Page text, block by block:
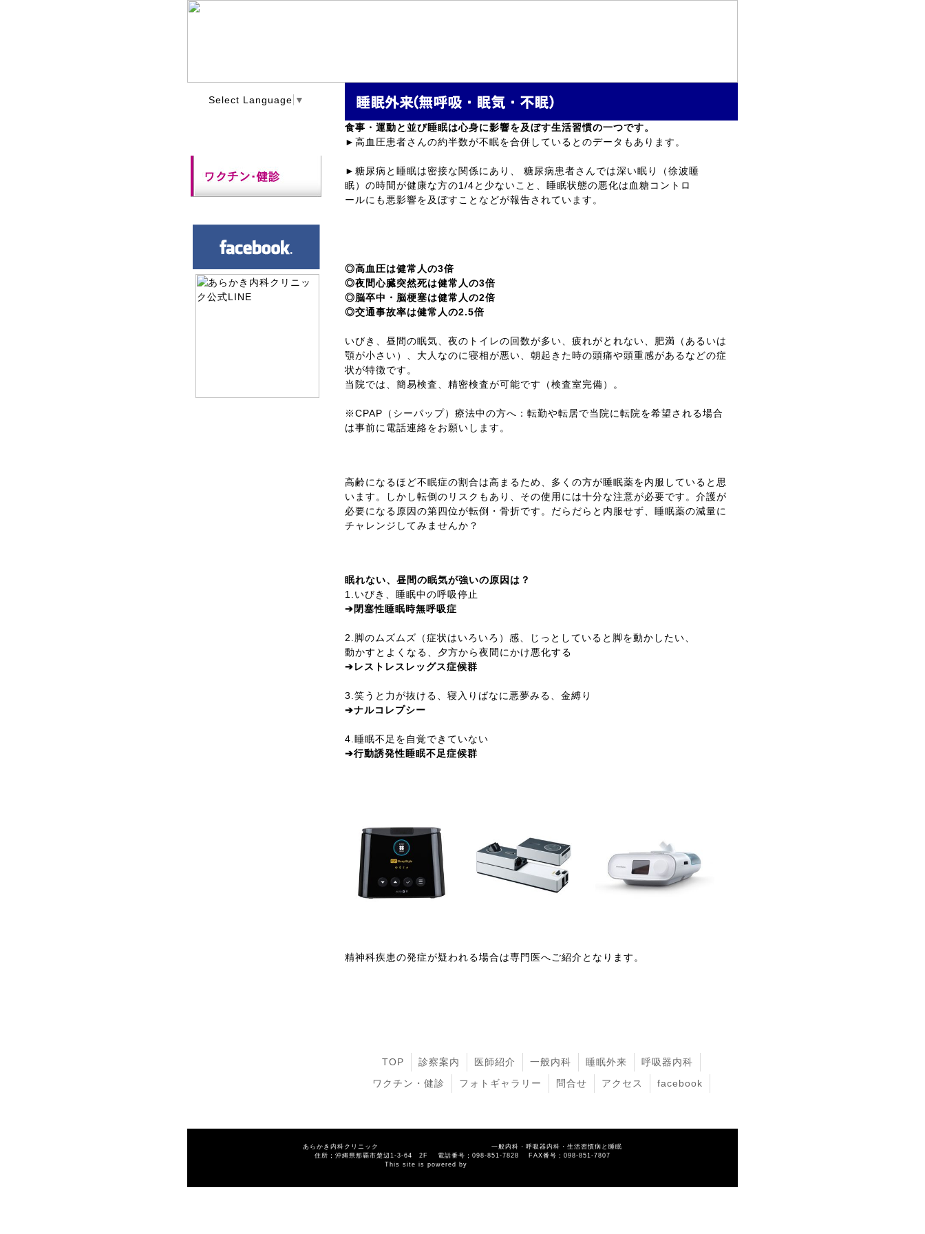
Select Language ▼
食事・運動と並び睡眠は心身に影響を及ぼす生活習慣の一つです。
►高血圧患者さんの約半数が不眠を合併しているとのデータもあります。
►糖尿病と睡眠は密接な関係にあり、 糖尿病患者さんでは深い眠り（徐波睡
眠）の時間が健康な方の1/4と少ないこと、睡眠状態の悪化は血糖コントロ
ールにも悪影響を及ぼすことなどが報告されています。
◎高血圧は健常人の3倍
◎夜間心臓突然死は健常人の3倍
◎脳卒中・脳梗塞は健常人の2倍
◎交通事故率は健常人の2.5倍
いびき、昼間の眠気、夜のトイレの回数が多い、疲れがとれない、肥満（あるいは
顎が小さい）、大人なのに寝相が悪い、朝起きた時の頭痛や頭重感があるなどの症
状が特徴です。
当院では、簡易検査、精密検査が可能です（検査室完備）。
※CPAP（シーパップ）療法中の方へ：転勤や転居で当院に転院を希望される場合
は事前に電話連絡をお願いします。
高齢になるほど不眠症の割合は高まるため、多くの方が睡眠薬を内服していると思
います。しかし転倒のリスクもあり、その使用には十分な注意が必要です。介護が
必要になる原因の第四位が転倒・骨折です。だらだらと内服せず、睡眠薬の減量に
チャレンジしてみませんか？
眠れない、昼間の眠気が強いの原因は？
1.いびき、睡眠中の呼吸停止
➔閉塞性睡眠時無呼吸症
2.脚のムズムズ（症状はいろいろ）感、じっとしていると脚を動かしたい、
動かすとよくなる、夕方から夜間にかけ悪化する
➔レストレスレッグス症候群
3.笑うと力が抜ける、寝入りばなに悪夢みる、金縛り
➔ナルコレプシー
4.睡眠不足を自覚できていない
➔行動誘発性睡眠不足症候群
精神科疾患の発症が疑われる場合は専門医へご紹介となります。
TOP 診察案内 医師紹介 一般内科 睡眠外来
呼吸器内科
ワクチン・健診
フォトギャラリー 問合せ アクセス facebook
あらかき内科クリニック 一般内科・呼吸器内科・生活習慣病と睡眠
住所；沖縄県那覇市楚辺1-3-64 2F 電話番号；098-851-7828 FAX番号；098-851-7807
This site is powered by